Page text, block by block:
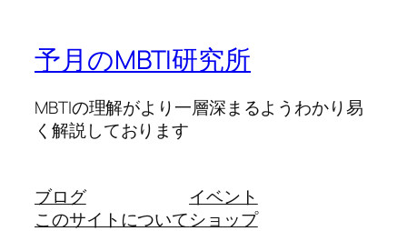
予月のMBTI研究所
MBTIの理解がより一層深まるようわかり易
く解説しております
ブログ
このサイトについて
イベント
ショップ